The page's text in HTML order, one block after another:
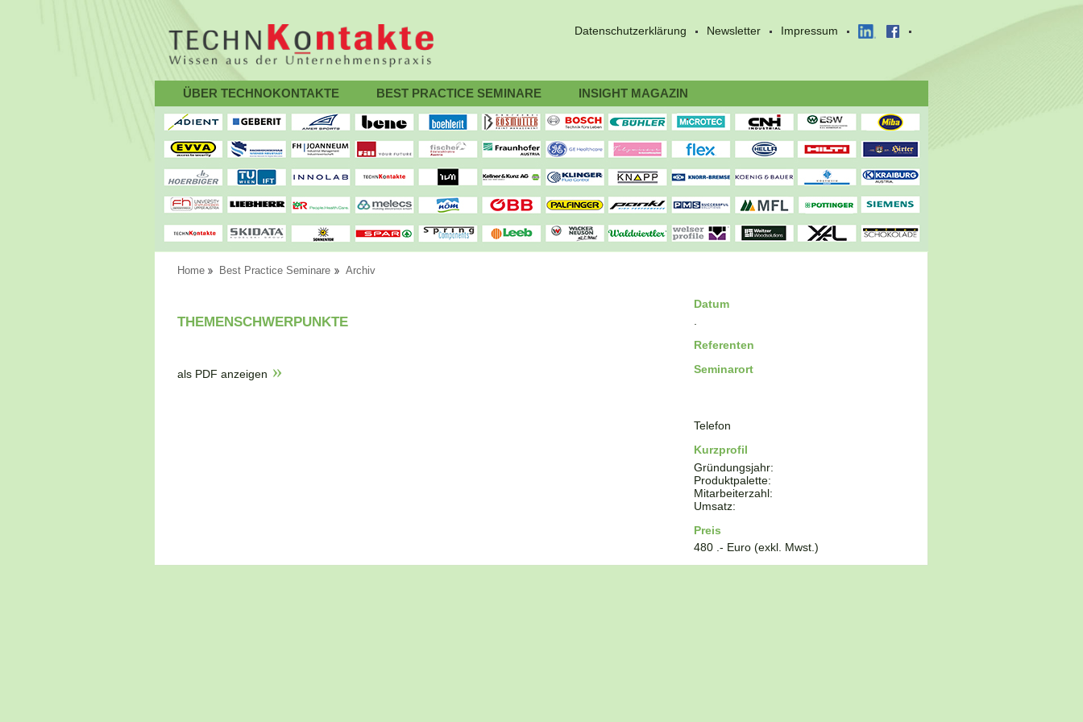
Datenschutzerklärung Newsletter Impressum
ÜBER TECHNOKONTAKTE BEST PRACTICE SEMINARE INSIGHT MAGAZIN
Home Best Practice Seminare Archiv
THEMENSCHWERPUNKTE
als PDF anzeigen
Datum
.
Referenten
Seminarort
Telefon
Kurzprofil
Gründungsjahr:
Produktpalette:
Mitarbeiterzahl:
Umsatz:
Preis
480 .- Euro (exkl. Mwst.)